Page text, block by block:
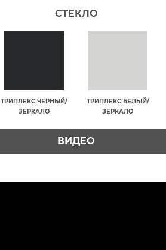
СТЕКЛО
ТРИПЛЕКС ЧЕРНЫЙ/
ЗЕРКАЛО
ТРИПЛЕКС БЕЛЫЙ/
ЗЕРКАЛО
ВИДЕО